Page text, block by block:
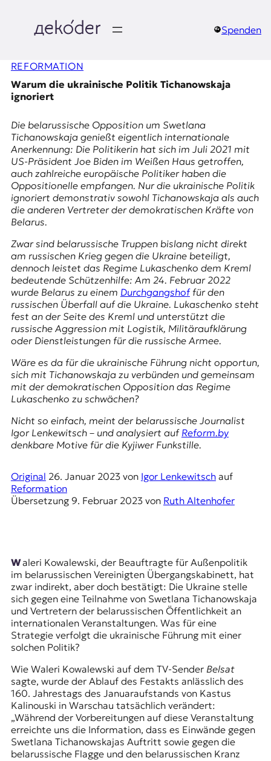
springen
e
k
o
d
e
r
|
D
E
K
O
D
E
R
W
s
e
n
,
n
a
i
s
m
u
s
u
n
d
M
e
d
i
e
n
Spenden
REFORMATION
Warum die ukrainische Politik Tichanowskaja
ignoriert
Die belarussische Opposition um Swetlana
Tichanowskaja genießt eigentlich internationale
Anerkennung: Die Politikerin hat sich im Juli 2021 mit
US-Präsident Joe Biden im Weißen Haus getroffen,
auch zahlreiche europäische Politiker haben die
Oppositionelle empfangen. Nur die ukrainische Politik
ignoriert demonstrativ sowohl Tichanowskaja als auch
die anderen Vertreter der demokratischen Kräfte von
Belarus.
Zwar sind belarus­si­sche Truppen bislang nicht di­rekt
am rus­si­schen Krieg gegen die Ukraine be­tei­ligt,
dennoch leistet das Regime Lukaschenko dem Kreml
bedeutende Schüt­zen­hil­fe: Am 24. Februar 2022
wurde Belarus zu einem Durchgangshoffür den
russischen Überfall auf die Ukraine. Lukaschenko steht
fest an der Seite des Kreml und unterstützt die
russische Aggression mit Logistik, Militäraufklärung
oder Dienstleistungen für die russische Armee.
Wäre es da für die ukrainische Führung nicht opportun,
sich mit Tichanowskaja zu verbünden und gemeinsam
mit der demokratischen Opposition das Regime
Lukaschenko zu schwächen?
Nicht so einfach, meint der belarussische Journalist
Igor Lenkewitsch – und analysiert auf Reform.by
denkbare Motive für die Kyjiwer Funkstille.
Original 26. Januar 2023von Igor Lenkewitschauf
Reformation
Übersetzung 9. Februar 2023von Ruth Altenhofer
Waleri Kowalewski, der Beauftragte für Außenpolitik
im belarussischen Vereinigten Übergangskabinett, hat
zwar indirekt, aber doch bestätigt: Die Ukraine stelle
sich gegen eine Teilnahme von Swetlana Tichanowskaja
und Vertretern der belarussischen Öffentlichkeit an
internationalen Veranstaltungen. Was für eine
Strategie verfolgt die ukrainische Führung mit einer
solchen Politik?
Wie Waleri Kowalewski auf dem TV-Sender Belsat
sagte, wurde der Ablauf des Festakts anlässlich des
160. Jahrestags des Januaraufstands von Kastus
Kalinouski in Warschau tatsächlich verändert:
„Während der Vorbereitungen auf diese Veranstaltung
erreichte uns die Information, dass es Einwände gegen
Swetlana Tichanowskajas Auftritt sowie gegen die
belarussische Flagge und den belarussischen Kranz